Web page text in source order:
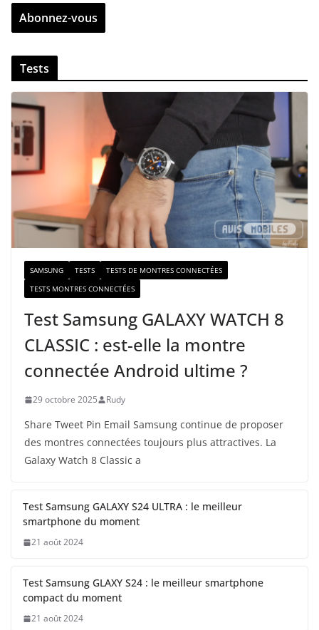
z
v
t
r
e
e
m
i
Abonnez-vous
Tests
SAMSUNG TESTS
TESTS DE MONTRES CONNECTÉES
TESTS MONTRES CONNECTÉES
Test Samsung GALAXY WATCH 8
CLASSIC : est-elle la montre
connectée Android ultime ?
29 octobre 2025 Rudy
Share Tweet Pin Email Samsung continue de proposer
des montres connectées toujours plus attractives. La
Galaxy Watch 8 Classic a
Test Samsung GALAXY S24 ULTRA : le meilleur
smartphone du moment
21 août 2024
Test Samsung GLAXY S24 : le meilleur smartphone
compact du moment
21 août 2024